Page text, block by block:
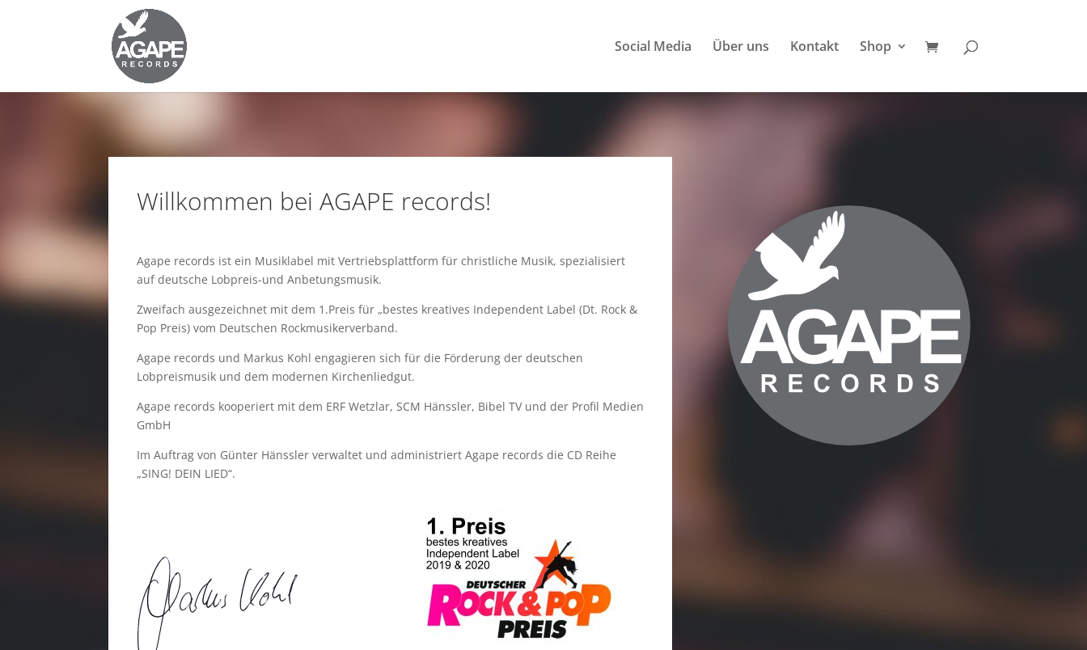
Social Media Über uns Kontakt Shop
Willkommen bei AGAPE records!
Agape records ist ein Musiklabel mit Vertriebsplattform für christliche Musik, spezialisiert
auf deutsche Lobpreis-und Anbetungsmusik.
Zweifach ausgezeichnet mit dem 1.Preis für „bestes kreatives Independent Label (Dt. Rock &
Pop Preis) vom Deutschen Rockmusikerverband.
Agape records und Markus Kohl engagieren sich für die Förderung der deutschen
Lobpreismusik und dem modernen Kirchenliedgut.
Agape records kooperiert mit dem ERF Wetzlar, SCM Hänssler, Bibel TV und der Profil Medien
GmbH
Im Auftrag von Günter Hänssler verwaltet und administriert Agape records die CD Reihe
„SING! DEIN LIED“.